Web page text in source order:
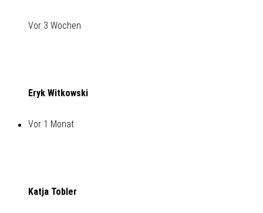
Vor 3 Wochen
Eryk Witkowski
Vor 1 Monat
Katja Tobler